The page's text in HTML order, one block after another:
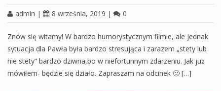
admin | 8 września, 2019 | 0
Znów się witamy! W bardzo humorystycznym filmie, ale jednak
sytuacja dla Pawła była bardzo stresująca i zarazem „stety lub
nie stety” bardzo dziwna,bo w niefortunnym zdarzeniu. Jak już
mówiłem- będzie się działo. Zapraszam na odcinek 🙂 […]